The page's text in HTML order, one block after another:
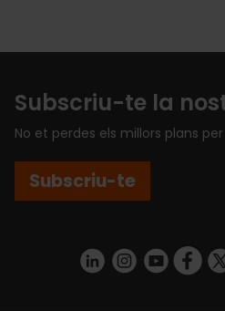
Subscriu-te la
No et perdes els millors plans
Subscriu-te
https://www.linkedin.com/company/turismo-valencia/mycompany/
https://https://https://